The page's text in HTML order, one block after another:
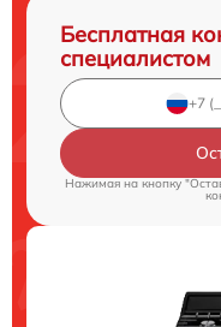
Бесплатная
специалистом
Нажимая на кнопку